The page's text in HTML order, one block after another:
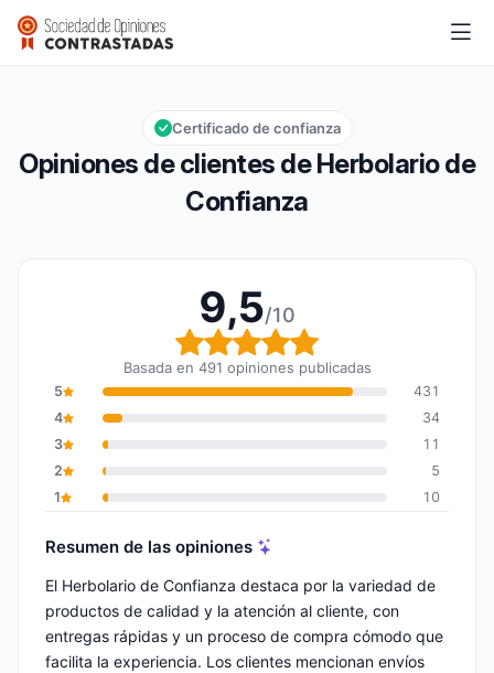
Herbolario de Confianza
Calificación global: 9,5 de 10
9,5/10
Opiniones de clientes de Herbolario de
Confianza
Certificado de confianza
9,5/10
Calificación global: 9,5
Basada en 491 opiniones publicadas
5
431
4
34
3
11
2
5
1
10
Resumen de las opiniones
El Herbolario de Confianza destaca por la variedad de
productos de calidad y la atención al cliente, con
entregas rápidas y un proceso de compra cómodo que
facilita la experiencia. Los clientes mencionan envíos